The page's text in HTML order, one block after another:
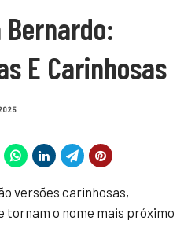
E Carinhosas
versões carinhosas,
tornam o nome mais próximo